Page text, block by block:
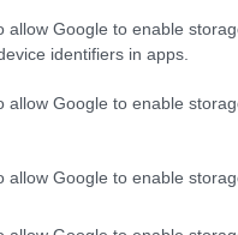
allow Google to enable
identifiers in apps.
allow Google to enable
allow Google to enable
υπό στερητική
από
πειθαρχικού
καθώς